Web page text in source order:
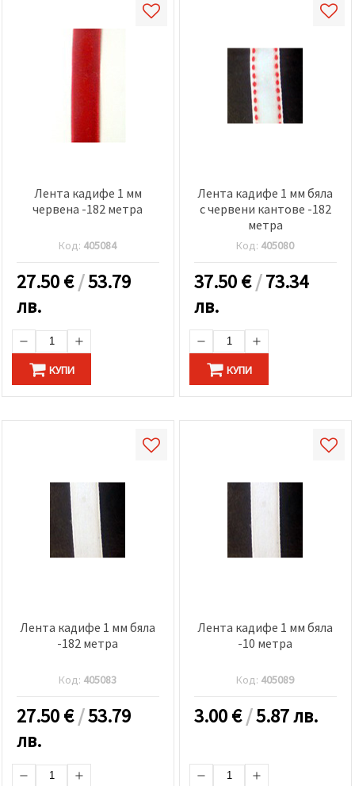
Лента кадифе 1 мм
червена -182 метра
Код: 405084
27.50€/53.79
лв.
КУПИ
Лента кадифе 1 мм бяла
с червени кантове -182
метра
Код: 405080
37.50€/73.34
лв.
КУПИ
Лента кадифе 1 мм бяла
-182 метра
Код: 405083
27.50€/53.79
лв.
Лента кадифе 1 мм бяла
-10 метра
Код: 405089
3.00€/5.87 лв.